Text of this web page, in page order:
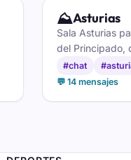
⛰️Asturias
Sala Asturias
del Principado,
sidra y hacer
aman la tierrina.
#chat
💬 14 mensajes